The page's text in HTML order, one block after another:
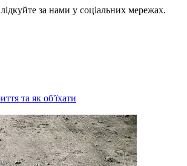
за нами у соціальних мережах.
та як об'їхати